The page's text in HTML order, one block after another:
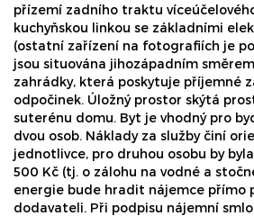
přízemí zadního traktu
kuchyňskou linkou se základními
(ostatní zařízení na fotografiích je
jsou situována jihozápadním
zahrádky, která poskytuje příjemné
odpočinek. Úložný prostor skýtá
suterénu domu. Byt je vhodný pro
dvou osob. Náklady za služby činí
jednotlivce, pro druhou osobu by
500 Kč (tj. o zálohu na vodné a
energie bude hradit nájemce přímo
dodavateli. Při podpisu nájemní